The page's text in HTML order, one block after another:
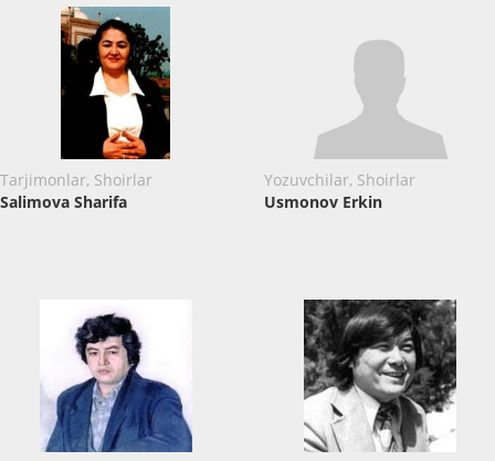
Tarjimonlar, Shoirlar
Salimova Sharifa
Yozuvchilar, Shoirlar
Usmonov Erkin